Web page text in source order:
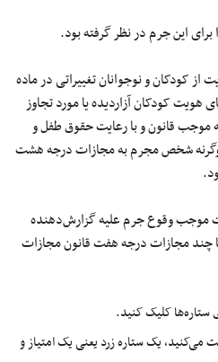
این جرم در نظر گرفته بود.
کودکان و نوجوانان تغییراتی در ماده
هویت کودکان آزاردیده یا مورد تجاوز
موجب قانون و با رعایت حقوق طفل و
شخص مجرم به مجازات درجه هشت
موجب وقوع جرم علیه گزارش‌دهنده
چند مجازات درجه هفت قانون مجازات
ستاره‌ها کلیک کنید.
یک ستاره زرد یعنی یک امتیاز و